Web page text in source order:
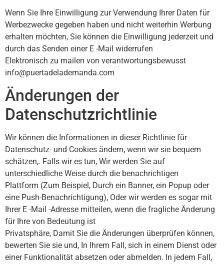
Wenn Sie Ihre Einwilligung zur Verwendung Ihrer Daten für
Werbezwecke gegeben haben und nicht weiterhin Werbung
erhalten möchten, Sie können die Einwilligung jederzeit und
durch das Senden einer E -Mail widerrufen
Elektronisch zu mailen von verantwortungsbewusst
info@puertadelademanda.com
Änderungen der
Datenschutzrichtlinie
Wir können die Informationen in dieser Richtlinie für
Datenschutz- und Cookies ändern, wenn wir sie bequem
schätzen,. Falls wir es tun, Wir werden Sie auf
unterschiedliche Weise durch die benachrichtigen
Plattform (Zum Beispiel, Durch ein Banner, ein Popup oder
eine Push-Benachrichtigung), Oder wir werden es sogar mit
Ihrer E -Mail -Adresse mitteilen, wenn die fragliche Änderung
für Ihre von Bedeutung ist
Privatsphäre, Damit Sie die Änderungen überprüfen können,
bewerten Sie sie und, In Ihrem Fall, sich in einem Dienst oder
einer Funktionalität absetzen oder abmelden. In jedem Fall,